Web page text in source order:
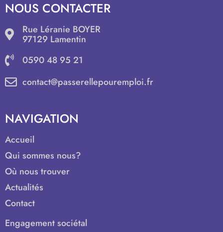
NOUS CONTACTER
Rue Léranie BOYER
97129 Lamentin
0590 48 95 21
contact@passerellepouremploi.fr
NAVIGATION
Accueil
Qui sommes nous?
Où nous trouver
Actualités
Contact
Engagement sociétal